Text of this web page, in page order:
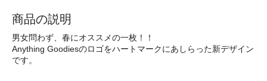
商品の説明
男女問わず、春にオススメの一枚！！
Anything Goodiesのロゴをハートマークにあしらった新デザイン
です。